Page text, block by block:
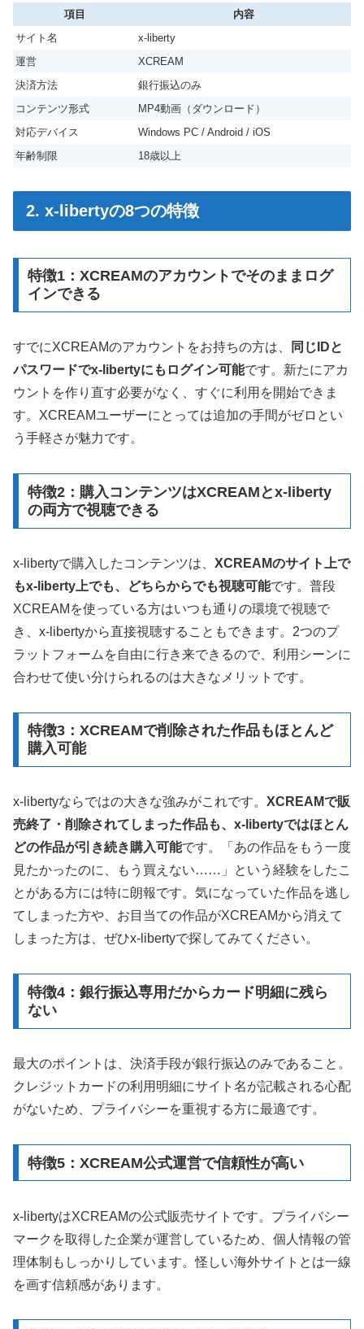
項目
内容
サイト名
x-liberty
運営
XCREAM
決済方法
銀行振込のみ
コンテンツ形式
MP4動画（ダウンロード）
対応デバイス
Windows PC / Android / iOS
年齢制限
18歳以上
2. x-libertyの8つの特徴
特徴1：XCREAMのアカウントでそのままログ
インできる
すでにXCREAMのアカウントをお持ちの方は、
同じIDと
パスワードでx-libertyにもログイン可能です。新たにアカ
ウントを作り直す必要がなく、すぐに利用を開始できま
す。XCREAMユーザーにとっては追加の手間がゼロとい
う手軽さが魅力です。
特徴2：購入コンテンツはXCREAMとx-liberty
の両方で視聴できる
x-libertyで購入したコンテンツは、 XCREAMのサイト上で
もx-liberty上でも、どちらからでも視聴可能です。普段
XCREAMを使っている方はいつも通りの環境で視聴で
き、x-libertyから直接視聴することもできます。2つのプ
ラットフォームを自由に行き来できるので、利用シーンに
合わせて使い分けられるのは大きなメリットです。
特徴3：XCREAMで削除された作品もほとんど
購入可能
x-libertyならではの大きな強みがこれです。 XCREAMで販
売終了・削除されてしまった作品も、x-libertyではほとん
どの作品が引き続き購入可能です。「あの作品をもう一度
見たかったのに、もう買えない……」という経験をしたこ
とがある方には特に朗報です。気になっていた作品を逃し
てしまった方や、お目当ての作品がXCREAMから消えて
しまった方は、ぜひx-libertyで探してみてください。
特徴4：銀行振込専用だからカード明細に残ら
ない
最大のポイントは、決済手段が銀行振込のみであること。
クレジットカードの利用明細にサイト名が記載される心配
がないため、プライバシーを重視する方に最適です。
特徴5：XCREAM公式運営で信頼性が高い
x-libertyはXCREAMの公式販売サイトです。プライバシー
マークを取得した企業が運営しているため、個人情報の管
理体制もしっかりしています。怪しい海外サイトとは一線
を画す信頼感があります。